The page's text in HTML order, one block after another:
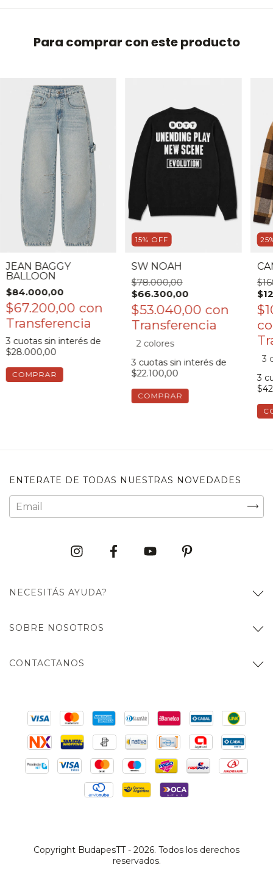
Para comprar con este producto
JEAN BAGGY
BALLOON
$84.000,00
$67.200,00 con
3 cuotas sin interés de
$28.000,00
COMPRAR
15% OFF
SW NOAH
$78.000,00
$66.300,00
$53.040,00 con
2 colores
3 cuotas sin interés de
$22.100,00
COMPRAR
25
3
3
ENTERATE DE TODAS NUESTRAS NOVEDADES
NECESITÁS AYUDA?
SOBRE NOSOTROS
CONTACTANOS
Copyright BudapesTT - 2026. Todos los derechos
reservados.